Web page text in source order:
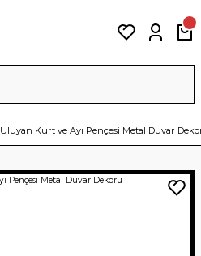
Uluyan Kurt ve Ayı Pençesi Metal Duvar